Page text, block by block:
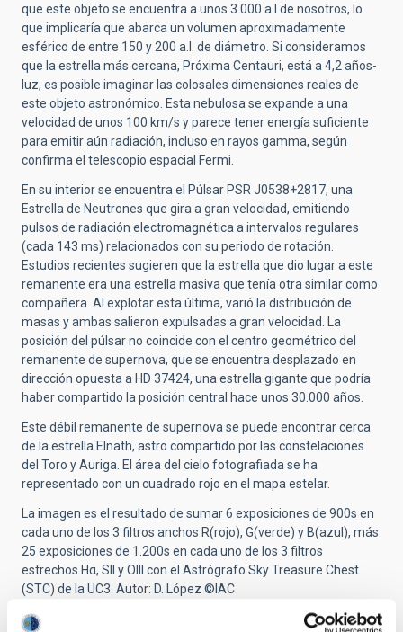
que este objeto se encuentra a unos 3.000 a.l de nosotros, lo
que implicaría que abarca un volumen aproximadamente
esférico de entre 150 y 200 a.l. de diámetro. Si consideramos
que la estrella más cercana, Próxima Centauri, está a 4,2 años-
luz, es posible imaginar las colosales dimensiones reales de
este objeto astronómico. Esta nebulosa se expande a una
velocidad de unos 100 km/s y parece tener energía suficiente
para emitir aún radiación, incluso en rayos gamma, según
confirma el telescopio espacial Fermi.
En su interior se encuentra el Púlsar PSR J0538+2817, una
Estrella de Neutrones que gira a gran velocidad, emitiendo
pulsos de radiación electromagnética a intervalos regulares
(cada 143 ms) relacionados con su periodo de rotación.
Estudios recientes sugieren que la estrella que dio lugar a este
remanente era una estrella masiva que tenía otra similar como
compañera. Al explotar esta última, varió la distribución de
masas y ambas salieron expulsadas a gran velocidad. La
posición del púlsar no coincide con el centro geométrico del
remanente de supernova, que se encuentra desplazado en
dirección opuesta a HD 37424, una estrella gigante que podría
haber compartido la posición central hace unos 30.000 años.
Este débil remanente de supernova se puede encontrar cerca
de la estrella Elnath, astro compartido por las constelaciones
del Toro y Auriga. El área del cielo fotografiada se ha
representado con un cuadrado rojo en el mapa estelar.
La imagen es el resultado de sumar 6 exposiciones de 900s en
cada uno de los 3 filtros anchos R(rojo), G(verde) y B(azul), más
25 exposiciones de 1.200s en cada uno de los 3 filtros
estrechos Hα, SII y OIII con el Astrógrafo Sky Treasure Chest
(STC) de la UC3. Autor: D. López ©IAC